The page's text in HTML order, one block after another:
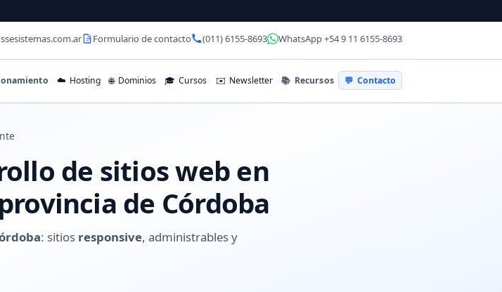
Formulario de contacto (011) 6155-8693 WhatsApp +54 9 11 6155-8693
☁️ Hosting 🌐 Dominios 🎓 Cursos ✉️ Newsletter 📚 Recursos 💬 Contacto
de sitios web en
de Córdoba
: sitios responsive, administrables y